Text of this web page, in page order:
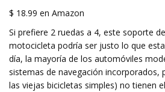
$ 18.99 en Amazon
Si prefiere 2 ruedas a 4, este soporte
motocicleta podría ser justo lo que
día, la mayoría de los automóviles
sistemas de navegación incorporados,
las viejas bicicletas simples) no tienen